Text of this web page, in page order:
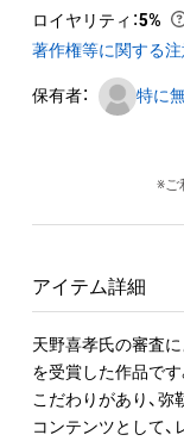
ロイヤリティ ：5%
著作権等に関する
保有者： 特に
※ご
アイテム詳細
天野喜孝氏の審査
を受賞した作品で
こだわりがあり、
コンテンツとして